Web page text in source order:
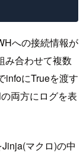
への接続情報が
み合わせて複数
infoにTrueを渡す
両方にログを表
マクロ)の中